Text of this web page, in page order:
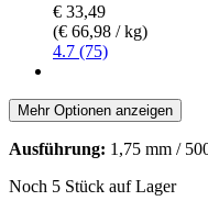
€ 33,49
(€ 66,98 / kg)
4.7 (75)
Mehr Optionen anzeigen
Ausführung: 1,75 mm /
Noch 5 Stück auf Lager